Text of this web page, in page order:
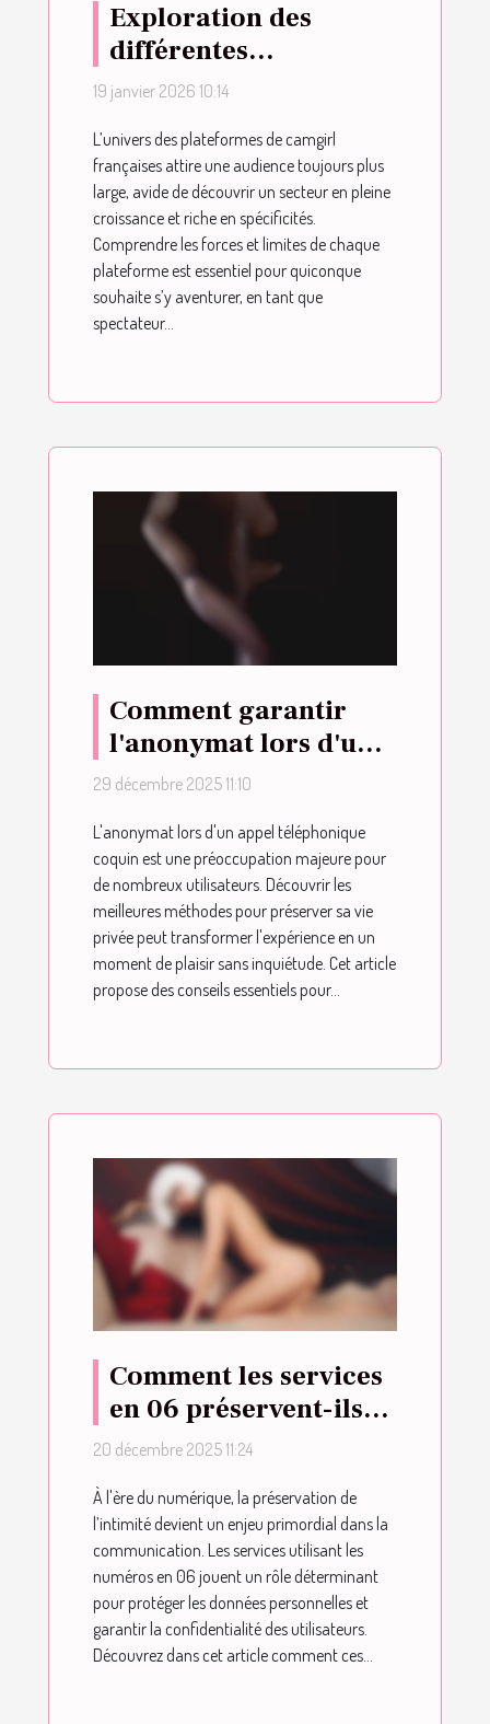
Exploration des
différentes
plateformes de
avantages et
inconvénients
19 janvier 2026 10:14
L’univers des plateformes de camgirl
françaises attire une audience toujours plus
large, avide de découvrir un secteur en pleine
croissance et riche en spécificités.
Comprendre les forces et limites de chaque
plateforme est essentiel pour quiconque
souhaite s’y aventurer, en tant que
spectateur...
Comment garantir
l'anonymat lors d'un
appel téléphonique
29 décembre 2025 11:10
L'anonymat lors d'un appel téléphonique
coquin est une préoccupation majeure pour
de nombreux utilisateurs. Découvrir les
meilleures méthodes pour préserver sa vie
privée peut transformer l'expérience en un
moment de plaisir sans inquiétude. Cet article
propose des conseils essentiels pour...
Comment les services
en 06 préservent-ils
l'intimité des
20 décembre 2025 11:24
À l'ère du numérique, la préservation de
l’intimité devient un enjeu primordial dans la
communication. Les services utilisant les
numéros en 06 jouent un rôle déterminant
pour protéger les données personnelles et
garantir la confidentialité des utilisateurs.
Découvrez dans cet article comment ces...